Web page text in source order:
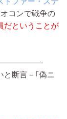
コンで戦争の
だということが
と断言－｢偽ニ